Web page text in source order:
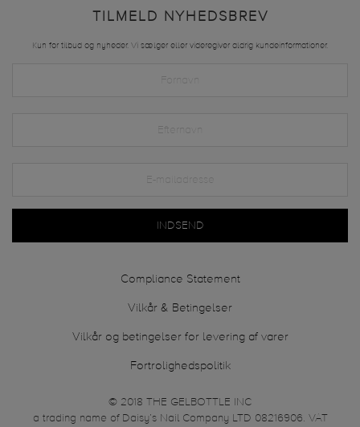
TILMELD NYHEDSBREV
Kun for tilbud og nyheder. Vi sælger eller videregiver aldrig kundeinformationer.
INDSEND
Compliance Statement
Vilkår & Betingelser
Vilkår og betingelser for levering af varer
Fortrolighedspolitik
© 2018 THE GELBOTTLE INC
a trading name of Daisy’s Nail Company LTD 08216906. VAT